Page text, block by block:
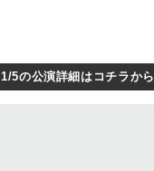
1/5の公演詳細はコチラから